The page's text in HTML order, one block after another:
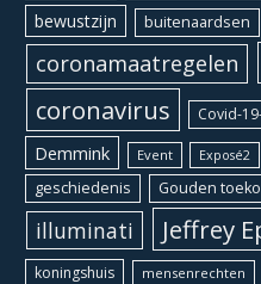
bewustzijn buitenaardsen
coronamaatregelen
coronavirus Covid-
Demmink Event Exposé2
geschiedenis Gouden
illuminati Jeffrey
koningshuis mensenrechten